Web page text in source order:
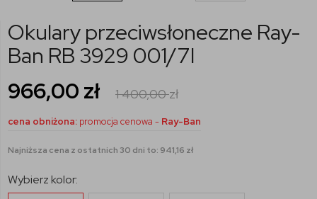
Okulary przeciwsłoneczne Ray-
Ban RB 3929 001/7I
966,00 zł 1 400,00zł
cena obniżona: promocja cenowa - Ray-Ban
Najniższa cena z ostatnich 30 dni to: 941,16 zł
Wybierz kolor: